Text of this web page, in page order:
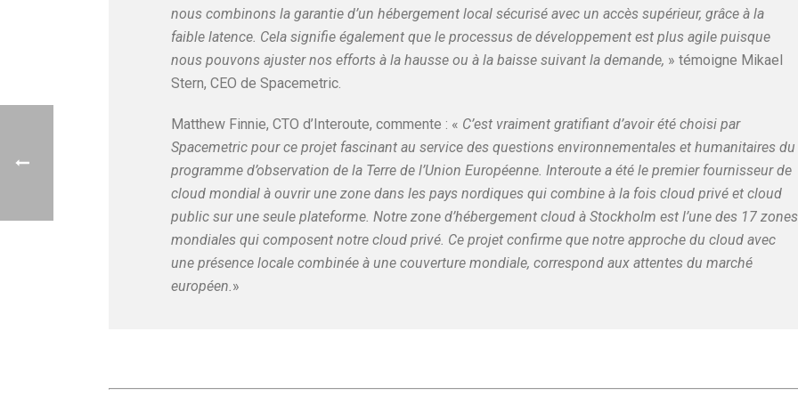
nous combinons la garantie d’un hébergement local sécurisé avec un accès supérieur, grâce à la
faible latence. Cela signifie également que le processus de développement est plus agile puisque
nous pouvons ajuster nos efforts à la hausse ou à la baisse suivant la demande, » témoigne Mikael
Stern, CEO de Spacemetric.
Matthew Finnie, CTO d’Interoute, commente : « C’est vraiment gratifiant d’avoir été choisi par
Spacemetric pour ce projet fascinant au service des questions environnementales et humanitaires du
programme d’observation de la Terre de l’Union Européenne. Interoute a été le premier fournisseur de
cloud mondial à ouvrir une zone dans les pays nordiques qui combine à la fois cloud privé et cloud
public sur une seule plateforme. Notre zone d’hébergement cloud à Stockholm est l’une des 17 zones
mondiales qui composent notre cloud privé. Ce projet confirme que notre approche du cloud avec
une présence locale combinée à une couverture mondiale, correspond aux attentes du marché
européen.»